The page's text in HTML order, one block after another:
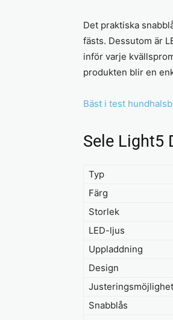
Det praktiska
fästs. Dessutom är
inför varje
produkten blir en
Bäst i test
Sele Light5
Typ
Färg
Storlek
LED-ljus
Uppladdning
Design
Snabblås